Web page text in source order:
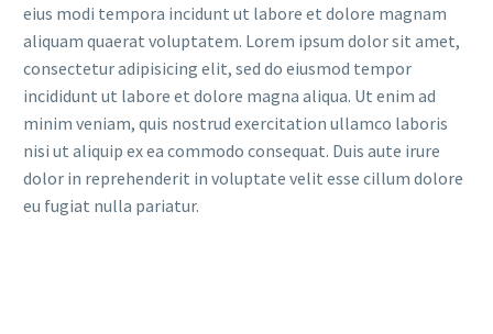
eius modi tempora incidunt ut labore et dolore magnam
aliquam quaerat voluptatem. Lorem ipsum dolor sit amet,
consectetur adipisicing elit, sed do eiusmod tempor
incididunt ut labore et dolore magna aliqua. Ut enim ad
minim veniam, quis nostrud exercitation ullamco laboris
nisi ut aliquip ex ea commodo consequat. Duis aute irure
dolor in reprehenderit in voluptate velit esse cillum dolore
eu fugiat nulla pariatur.